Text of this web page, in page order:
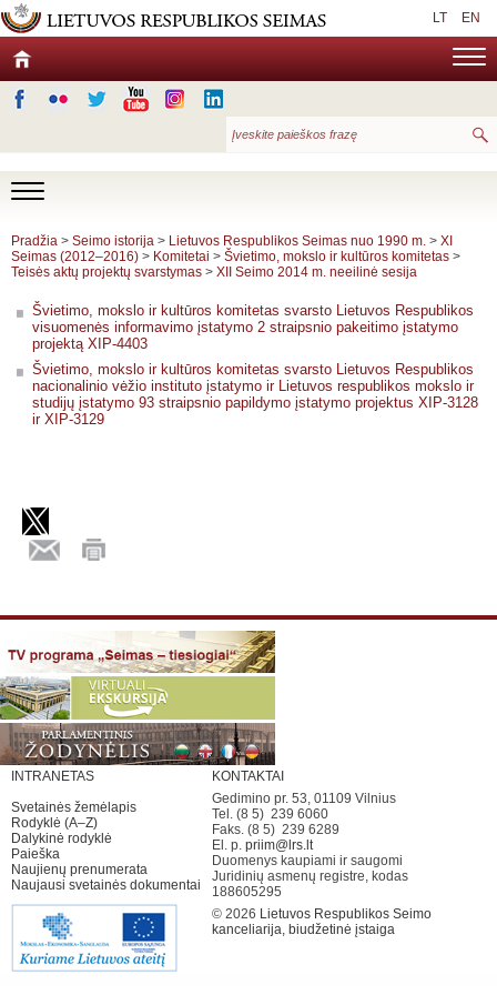
LT EN
Pradžia > Seimo istorija > Lietuvos Respublikos Seimas nuo 1990 m. > XI
Seimas (2012–2016) > Komitetai > Švietimo, mokslo ir kultūros komitetas >
Teisės aktų projektų svarstymas > XII Seimo 2014 m. neeilinė sesija
Švietimo, mokslo ir kultūros komitetas svarsto Lietuvos Respublikos
visuomenės informavimo įstatymo 2 straipsnio pakeitimo įstatymo
projektą XIP-4403
Švietimo, mokslo ir kultūros komitetas svarsto Lietuvos Respublikos
nacionalinio vėžio instituto įstatymo ir Lietuvos respublikos mokslo ir
studijų įstatymo 93 straipsnio papildymo įstatymo projektus XIP-3128
ir XIP-3129
INTRANETAS
Svetainės žemėlapis
Rodyklė (A–Z)
Dalykinė rodyklė
Paieška
Naujienų prenumerata
Naujausi svetainės dokumentai
KONTAKTAI
Gedimino pr. 53, 01109 Vilnius
Tel. (8 5) 239 6060
Faks. (8 5) 239 6289
El. p. priim@lrs.lt
Duomenys kaupiami ir saugomi
Juridinių asmenų registre, kodas
188605295
© 2026 Lietuvos Respublikos Seimo
kanceliarija, biudžetinė įstaiga